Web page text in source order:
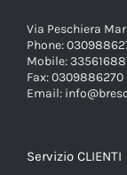
Via Peschiera
Phone:
Mobile:
Fax:0309886270
Email:
Servizio CLIENTI